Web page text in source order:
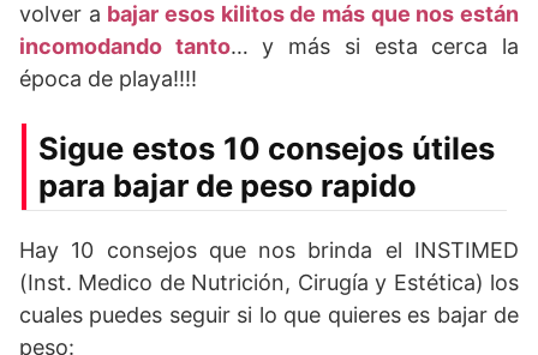
volver a bajar esos kilitos de más que nos están
incomodando tanto… y más si esta cerca la
época de playa!!!!
Sigue estos 10 consejos útiles
para bajar de peso rapido
Hay 10 consejos que nos brinda el INSTIMED
(Inst. Medico de Nutrición, Cirugía y Estética) los
cuales puedes seguir si lo que quieres es bajar de
peso: